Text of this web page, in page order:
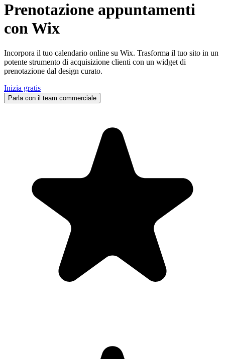
Prenotazione appuntamenti
con Wix
Incorpora il tuo calendario online su Wix. Trasforma il tuo sito in un
potente strumento di acquisizione clienti con un widget di
prenotazione dal design curato.
Inizia gratis
Parla con il team commerciale